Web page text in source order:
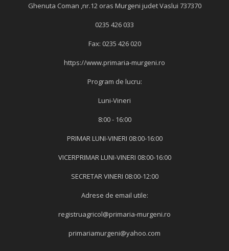
Ghenuta Coman ,nr.12 oras Murgeni judet Vaslui 737370
0235 426 033
Fax: 0235 426 020
https://www.primaria-murgeni.ro
Program de lucru:
Luni-Vineri
8:00 - 16:00
PRIMAR LUNI-VINERI 08:00-16:00
VICERPRIMAR LUNI-VINERI 08:00-16:00
SECRETAR VINERI 08:00-12:00
Adrese de email utile:
registruagricol@primaria-murgeni.ro
primariamurgeni@yahoo.com